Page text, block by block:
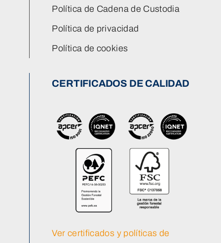
Política de Cadena de Custodia
Política de privacidad
Política de cookies
CERTIFICADOS DE CALIDAD
Ver certificados y políticas de